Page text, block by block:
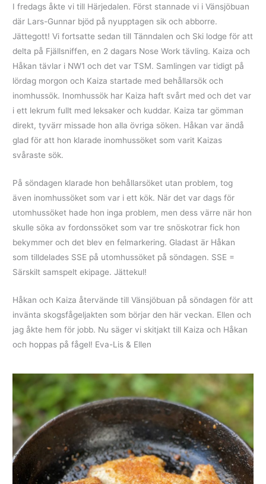
I fredags åkte vi till Härjedalen. Först stannade vi i Vänsjöbuan
där Lars-Gunnar bjöd på nyupptagen sik och abborre.
Jättegott! Vi fortsatte sedan till Tänndalen och Ski lodge för att
delta på Fjällsniffen, en 2 dagars Nose Work tävling. Kaiza och
Håkan tävlar i NW1 och det var TSM. Samlingen var tidigt på
lördag morgon och Kaiza startade med behållarsök och
inomhussök. Inomhussök har Kaiza haft svårt med och det var
i ett lekrum fullt med leksaker och kuddar. Kaiza tar gömman
direkt, tyvärr missade hon alla övriga söken. Håkan var ändå
glad för att hon klarade inomhussöket som varit Kaizas
svåraste sök.
På söndagen klarade hon behållarsöket utan problem, tog
även inomhussöket som var i ett kök. När det var dags för
utomhussöket hade hon inga problem, men dess värre när hon
skulle söka av fordonssöket som var tre snöskotrar fick hon
bekymmer och det blev en felmarkering. Gladast är Håkan
som tilldelades SSE på utomhussöket på söndagen. SSE =
Särskilt samspelt ekipage. Jättekul!
Håkan och Kaiza återvände till Vänsjöbuan på söndagen för att
invänta skogsfågeljakten som börjar den här veckan. Ellen och
jag åkte hem för jobb. Nu säger vi skitjakt till Kaiza och Håkan
och hoppas på fågel! Eva-Lis & Ellen